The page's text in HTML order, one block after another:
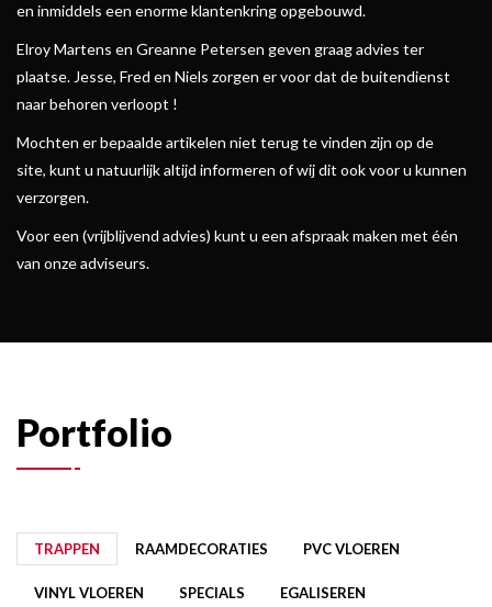
en inmiddels een enorme klantenkring opgebouwd.
Elroy Martens en Greanne Petersen geven graag advies ter
plaatse. Jesse, Fred en Niels zorgen er voor dat de buitendienst
naar behoren verloopt !
Mochten er bepaalde artikelen niet terug te vinden zijn op de
site, kunt u natuurlijk altijd informeren of wij dit ook voor u kunnen
verzorgen.
Voor een (vrijblijvend advies) kunt u een afspraak maken met één
van onze adviseurs.
Portfolio
TRAPPEN RAAMDECORATIES PVC VLOEREN
VINYL VLOEREN SPECIALS EGALISEREN